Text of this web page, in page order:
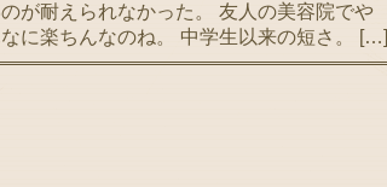
が耐えられなかった。 友人の美容院でや
に楽ちんなのね。 中学生以来の短さ。 […]